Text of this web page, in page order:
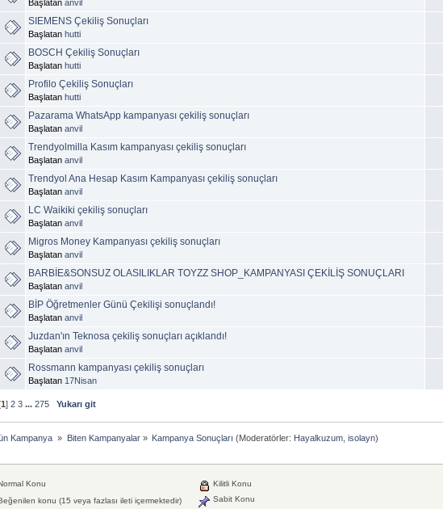
Başlatan anvil
SIEMENS Çekiliş Sonuçları
Başlatan hutti
BOSCH Çekiliş Sonuçları
Başlatan hutti
Profilo Çekiliş Sonuçları
Başlatan hutti
Pazarama WhatsApp kampanyası çekiliş sonuçları
Başlatan anvil
Trendyolmilla Kasım kampanyası çekiliş sonuçları
Başlatan anvil
Trendyol Ana Hesap Kasım Kampanyası çekiliş sonuçları
Başlatan anvil
LC Waikiki çekiliş sonuçları
Başlatan anvil
Migros Money Kampanyası çekiliş sonuçları
Başlatan anvil
BARBİE&SONSUZ OLASILIKLAR TOYZZ SHOP_KAMPANYASI ÇEKİLİŞ SONUÇLARI
Başlatan anvil
BİP Öğretmenler Günü Çekilişi sonuçlandı!
Başlatan anvil
Juzdan'ın Teknosa çekiliş sonuçları açıklandı!
Başlatan anvil
Rossmann kampanyası çekiliş sonuçları
Başlatan 17Nisan
1]2 3 ...275 Yukarı git
Kampanya » Biten Kampanyalar» Kampanya Sonuçları (Moderatörler: Hayalkuzum, isolayn)
Konu
konu (15 veya fazlası ileti içermektedir)
Kilitli Konu
Sabit Konu